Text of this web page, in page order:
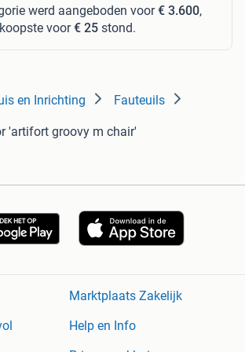
werd aangeboden voor€ 3.600,
voor€ 25 stond.
en Inrichting Fauteuils
'artifort groovy m chair'
Marktplaats Zakelijk
Help en Info